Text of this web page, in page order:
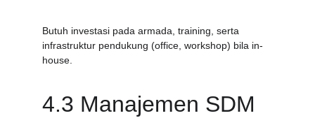
Butuh investasi pada armada, training, serta
infrastruktur pendukung (office, workshop) bila in-
house.
4.3 Manajemen SDM